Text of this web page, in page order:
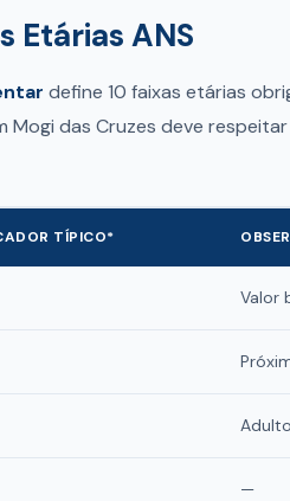
Etárias ANS
define 10 faixas etárias
das Cruzes deve
TÍPICO*
Valor
—